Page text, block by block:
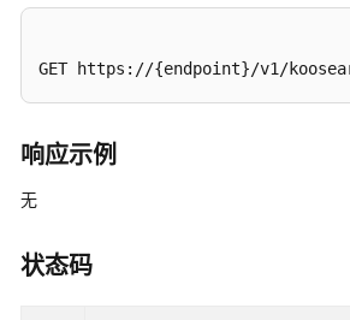
传
件
GET https://{endpoint}/v1/
响应示例
无
状态码